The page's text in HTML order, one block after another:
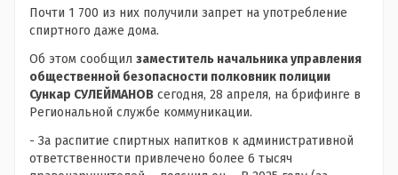
Почти 1 700 из них получили запрет на употребление
спиртного даже дома.
Об этом сообщил заместитель начальника управления
общественной безопасности полковник полиции
Сункар СУЛЕЙМАНОВ сегодня, 28 апреля, на брифинге в
Региональной службе коммуникации.
- За распитие спиртных напитков к административной
ответственности привлечено более 6 тысяч